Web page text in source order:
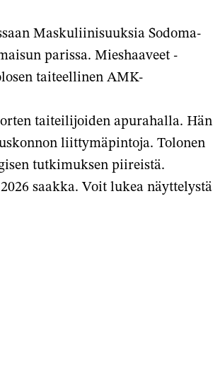
Maskuliinisuuksia Sodoma-
parissa. Mieshaaveet -
taiteellinen AMK-
taiteilijoiden apurahalla. Hän
liittymäpintoja. Tolonen
tutkimuksen piireistä.
saakka. Voit lukea näyttelystä